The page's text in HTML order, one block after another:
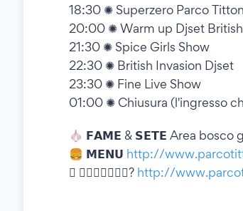
18:30 ✺ Superzero Parco
20:00 ✺ Warm up Djset
21:30 ✺ Spice Girls Show
22:30 ✺ British Invasion Djset
23:30 ✺ Fine Live Show
01:00 ✺ Chiusura (l'ingresso
🧄 𝗙𝗔𝗠𝗘 & 𝗦𝗘𝗧𝗘 Area bosco
🍔 𝗠𝗘𝗡𝗨 http://
🫜 𝗗𝗢𝗠𝗔𝗡𝗗𝗘? http://